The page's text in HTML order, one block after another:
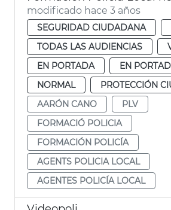
modificado hace 3 años
SEGURIDAD CIUDADANA
TODAS LAS AUDIENCIAS
EN PORTADA
EN
NORMAL
PROTECCIÓN
AARÓN CANO
PLV
FORMACIÓ POLICIA
FORMACIÓN POLICÍA
AGENTS POLICIA LOCAL
AGENTES POLICÍA LOCAL